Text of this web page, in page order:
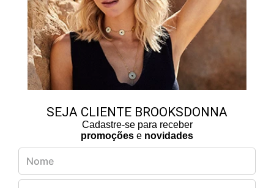
SEJA CLIENTE BROOKSDONNA
Cadastre-se para receber
promoções e novidades